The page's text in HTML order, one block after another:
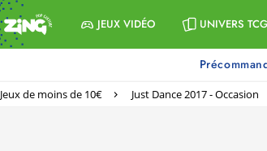
JEUX VIDÉO UNIVERS TCG
Jeux de moins de 10€ Just Dance 2017 - Occasion